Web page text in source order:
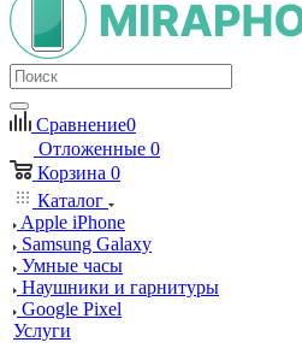
Сравнение0
Отложенные 0
Корзина 0
Каталог
Apple iPhone
Samsung Galaxy
Умные часы
Наушники и гарнитуры
Google Pixel
Услуги